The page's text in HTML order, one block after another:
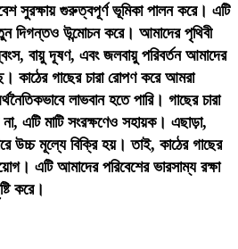
সুরক্ষায় গুরুত্বপূর্ণ ভূমিকা পালন করে। এটি
দিগন্তও উন্মোচন করে। আমাদের পৃথিবী
বায়ু দূষণ, এবং জলবায়ু পরিবর্তন আমাদের
কাঠের গাছের চারা রোপণ করে আমরা
লাভবান হতে পারি। গাছের চারা
এটি মাটি সংরক্ষণেও সহায়ক। এছাড়া,
উচ্চ মূল্যে বিক্রি হয়। তাই, কাঠের গাছের
এটি আমাদের পরিবেশের ভারসাম্য রক্ষা
করে।